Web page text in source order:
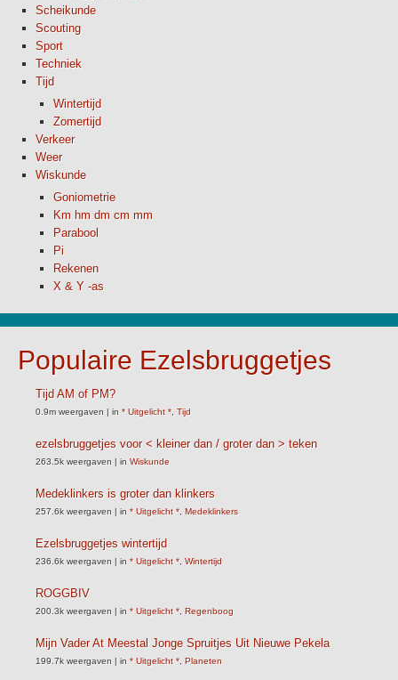
Scheikunde
Scouting
Sport
Techniek
Tijd
Wintertijd
Zomertijd
Verkeer
Weer
Wiskunde
Goniometrie
Km hm dm cm mm
Parabool
Pi
Rekenen
X & Y -as
Populaire Ezelsbruggetjes
Tijd AM of PM?
0.9m weergaven | in * Uitgelicht * Tijd
ezelsbruggetjes voor < kleiner dan / groter dan > teken
263.5k weergaven | in Wiskunde
Medeklinkers is groter dan klinkers
257.6k weergaven | in * Uitgelicht * Medeklinkers
Ezelsbruggetjes wintertijd
236.6k weergaven | in * Uitgelicht * Wintertijd
ROGGBIV
200.3k weergaven | in * Uitgelicht * Regenboog
Mijn Vader At Meestal Jonge Spruitjes Uit Nieuwe Pekela
199.7k weergaven | in * Uitgelicht * Planeten